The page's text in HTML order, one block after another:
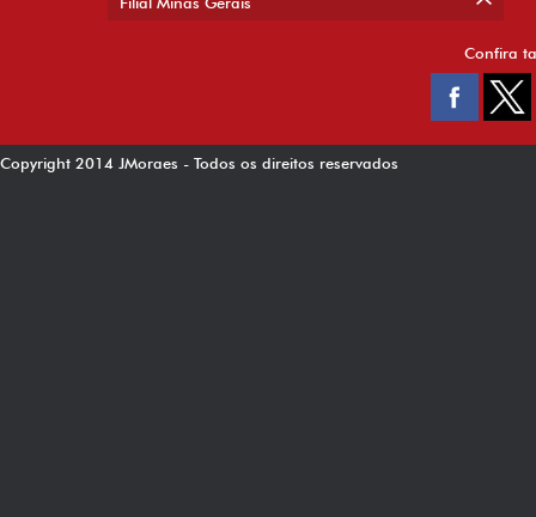
Confira
Copyright 2014 JMoraes - Todos os direitos reservados